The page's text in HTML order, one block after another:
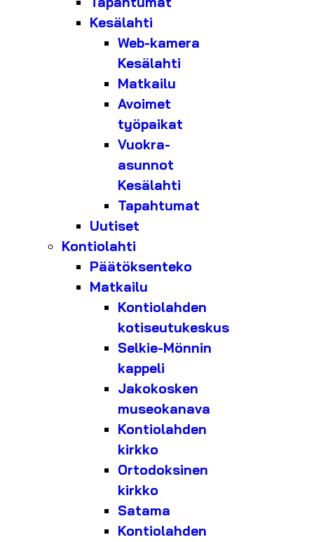
Kesälahti
Web-kamera
Kesälahti
Matkailu
Avoimet
työpaikat
Vuokra-
asunnot
Kesälahti
Tapahtumat
Uutiset
Kontiolahti
Päätöksenteko
Matkailu
Kontiolahden
kotiseutukeskus
Selkie-Mönnin
kappeli
Jakokosken
museokanava
Kontiolahden
kirkko
Ortodoksinen
kirkko
Satama
Kontiolahden